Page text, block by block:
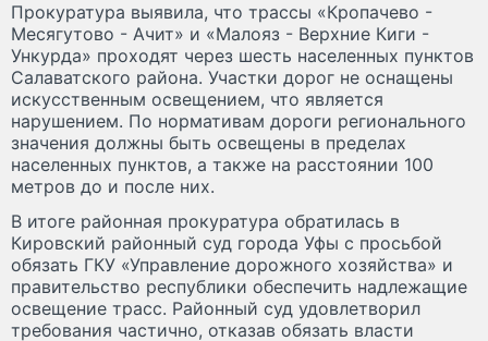
Прокуратура выявила, что трассы «Кропачево -
Месягутово - Ачит» и «Малояз - Верхние Киги -
Ункурда» проходят через шесть населенных пунктов
Салаватского района. Участки дорог не оснащены
искусственным освещением, что является
нарушением. По нормативам дороги регионального
значения должны быть освещены в пределах
населенных пунктов, а также на расстоянии 100
метров до и после них.
В итоге районная прокуратура обратилась в
Кировский районный суд города Уфы с просьбой
обязать ГКУ «Управление дорожного хозяйства» и
правительство республики обеспечить надлежащие
освещение трасс. Районный суд удовлетворил
требования частично, отказав обязать власти